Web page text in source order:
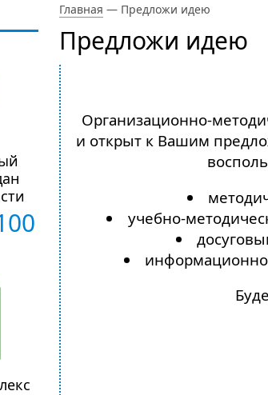
Главная — Предложи идею
Предложи идею
Организационно-
и открыт к Вашим
учебно-